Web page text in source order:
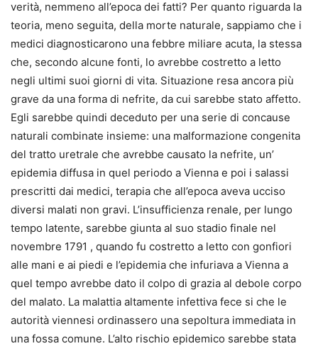
verità, nemmeno all’epoca dei fatti? Per quanto riguarda la
teoria, meno seguita, della morte naturale, sappiamo che i
medici diagnosticarono una febbre miliare acuta, la stessa
che, secondo alcune fonti, lo avrebbe costretto a letto
negli ultimi suoi giorni di vita. Situazione resa ancora più
grave da una forma di nefrite, da cui sarebbe stato affetto.
Egli sarebbe quindi deceduto per una serie di concause
naturali combinate insieme: una malformazione congenita
del tratto uretrale che avrebbe causato la nefrite, un’
epidemia diffusa in quel periodo a Vienna e poi i salassi
prescritti dai medici, terapia che all’epoca aveva ucciso
diversi malati non gravi. L’insufficienza renale, per lungo
tempo latente, sarebbe giunta al suo stadio finale nel
novembre 1791 , quando fu costretto a letto con gonfiori
alle mani e ai piedi e l’epidemia che infuriava a Vienna a
quel tempo avrebbe dato il colpo di grazia al debole corpo
del malato. La malattia altamente infettiva fece si che le
autorità viennesi ordinassero una sepoltura immediata in
una fossa comune. L’alto rischio epidemico sarebbe stata